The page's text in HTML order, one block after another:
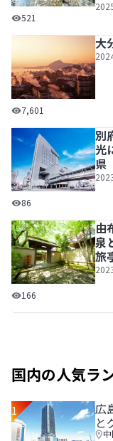
絶景とワンランク
521
大分県の人気温泉地
7,601
大
別府湾や国東半島
86
別
光
県
由布院の緑に静か
166
由
泉
旅
国内の人気ラ
1
広
と